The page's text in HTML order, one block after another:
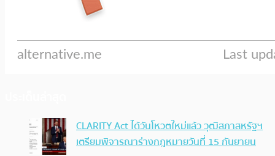
CLARITY Act ได้วันโหวตใหม่แล้ว วุฒิสภาสหรัฐฯ
เตรียมพิจารณาร่างกฎหมายวันที่ 15 กันยายน